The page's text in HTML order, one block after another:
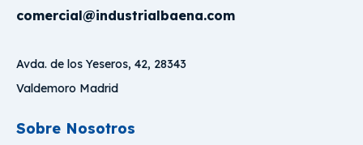
comercial@industrialbaena.com
Avda. de los Yeseros, 42, 28343
Valdemoro Madrid
Sobre Nosotros